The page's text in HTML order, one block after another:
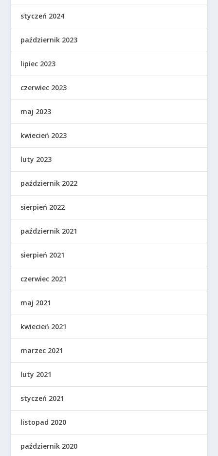
styczeń 2024
październik 2023
lipiec 2023
czerwiec 2023
maj 2023
kwiecień 2023
luty 2023
październik 2022
sierpień 2022
październik 2021
sierpień 2021
czerwiec 2021
maj 2021
kwiecień 2021
marzec 2021
luty 2021
styczeń 2021
listopad 2020
październik 2020